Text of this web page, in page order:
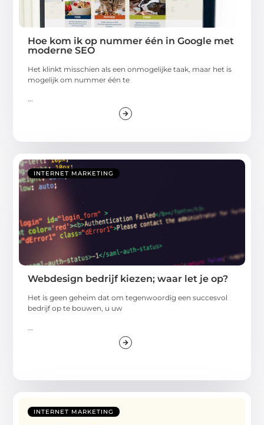
Hoe kom ik op nummer één in Google met
moderne SEO
Het klinkt misschien als een onmogelijke taak, maar het is
mogelijk om nummer één te
...
INTERNET MARKETING
Webdesign bedrijf kiezen; waar let je op?
Het is geen geheim dat om tegenwoordig een succesvol
bedrijf op te bouwen, u uw
INTERNET MARKETING